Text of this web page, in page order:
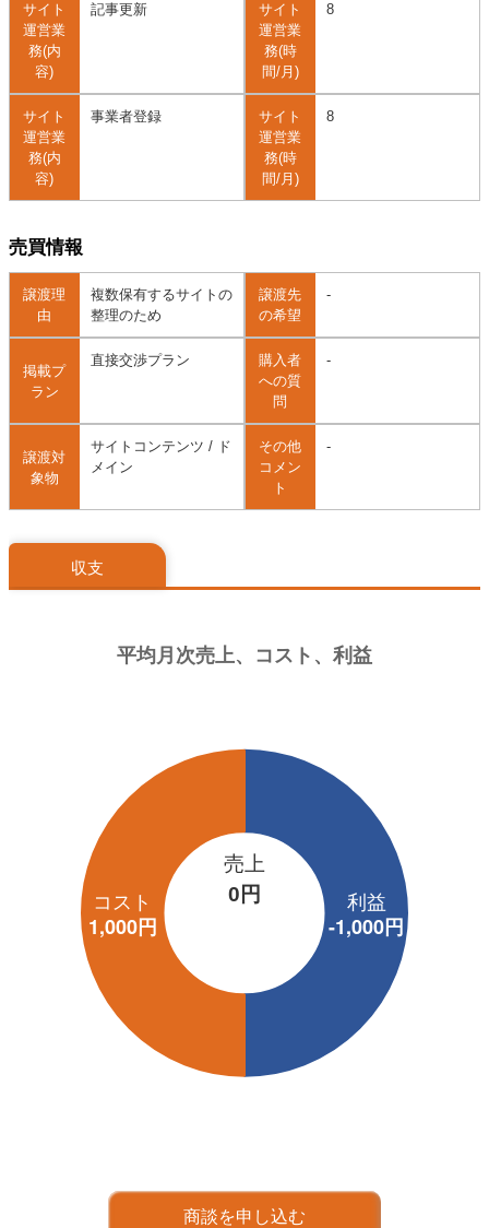
サイト
運営業
務(内
容)
記事更新
サイト
運営業
務(時
間/月)
8
サイト
運営業
務(内
容)
事業者登録
サイト
運営業
務(時
間/月)
8
売買情報
譲渡理
由
複数保有するサイトの
整理のため
譲渡先
の希望
-
掲載プ
ラン
直接交渉プラン
購入者
への質
問
-
譲渡対
象物
サイトコンテンツ / ド
メイン
その他
コメン
ト
-
収支
売上
0円
商談を申し込む